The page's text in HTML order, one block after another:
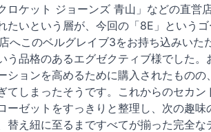
ロケット ジョーンズ 青山」などの直
たいという層が、今回の「8E」という
へこのベルグレイブ3をお持ち込みいた
う品格のあるエグゼクティブ様でした
ションを高めるために購入されたもの
てしまったそうです。これからのセカ
ーゼットをすっきりと整理し、次の趣
替え紐に至るまですべてが揃った完全